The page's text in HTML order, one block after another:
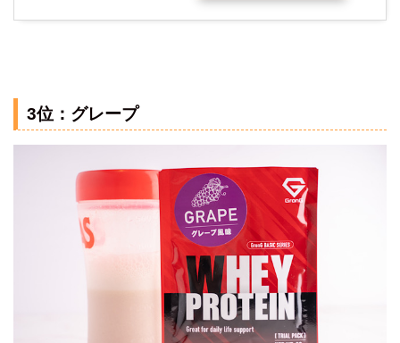
3位：グレープ